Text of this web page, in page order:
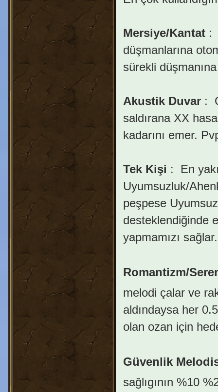
Mersiye/Kantat:
düşmanlarına
sürekli
Akustik Duvar:
saldırana XX
kadarını emer.
Tek Kişi :
En
Uyumsuzluk/
peşpese
desteklendiğinde
yapmamızı sağlar.
Romantizm/
melodi çalar ve
aldındaysa her
olan ozan için
Güvenlik
sağlıgının %10